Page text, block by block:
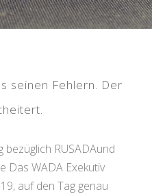
seinen Fehlern. Der
bezüglich RUSADAund
Das WADA Exekutiv
auf den Tag genau